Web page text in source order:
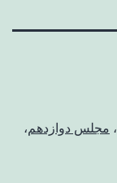
، مجلس دوازدهم،